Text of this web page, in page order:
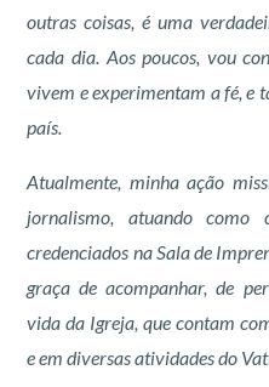
outras coisas, é uma
cada dia. Aos poucos, vou
vivem e experimentam a fé, e
país.
Atualmente, minha ação
jornalismo, atuando como
credenciados na Sala de
graça de acompanhar, de
vida da Igreja, que contam
e em diversas atividades do